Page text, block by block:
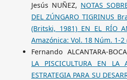
Jesús NUÑEZ, NOTAS
DEL ZÚNGARO TIGRINUS
(Britski, 1981) EN EL RÍO
Amazónica: Vol. 18 Núm. 1-2
Fernando ALCANTARA-
LA PISCICULTURA EN LA
ESTRATEGIA PARA SU